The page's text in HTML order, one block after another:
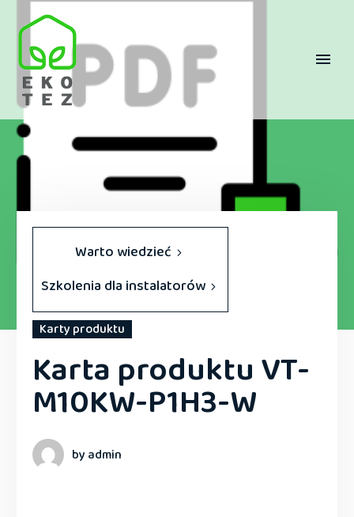
Warto wiedzieć
Szkolenia dla instalatorów
Karty produktu
Karta produktu VT-
M10KW-P1H3-W
by admin